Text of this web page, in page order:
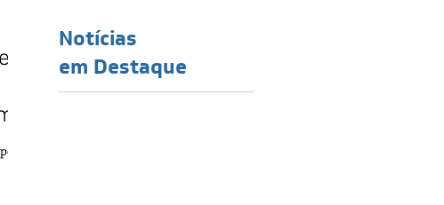
Notícias
em Destaque